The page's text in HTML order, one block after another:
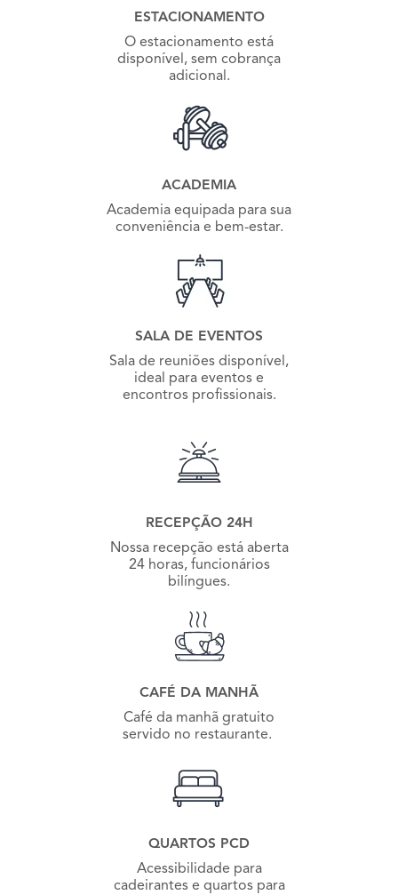
ESTACIONAMENTO
O estacionamento está
disponível, sem cobrança
adicional.
ACADEMIA
Academia equipada para sua
conveniência e bem-estar.
SALA DE EVENTOS
Sala de reuniões disponível,
ideal para eventos e
encontros profissionais.
RECEPÇÃO 24H
Nossa recepção está aberta
24 horas, funcionários
bilíngues.
CAFÉ DA MANHÃ
Café da manhã gratuito
servido no restaurante.
QUARTOS PCD
Acessibilidade para
cadeirantes e quartos para